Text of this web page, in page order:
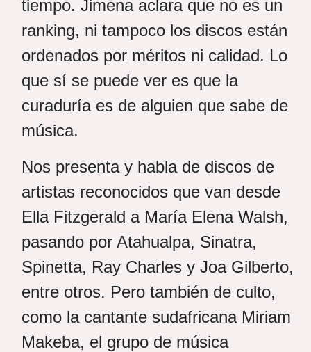
tiempo. Jimena aclara que no es un
ranking, ni tampoco los discos están
ordenados por méritos ni calidad. Lo
que sí se puede ver es que la
curaduría es de alguien que sabe de
música.
Nos presenta y habla de discos de
artistas reconocidos que van desde
Ella Fitzgerald a María Elena Walsh,
pasando por Atahualpa, Sinatra,
Spinetta, Ray Charles y Joa Gilberto,
entre otros. Pero también de culto,
como la cantante sudafricana Miriam
Makeba, el grupo de música